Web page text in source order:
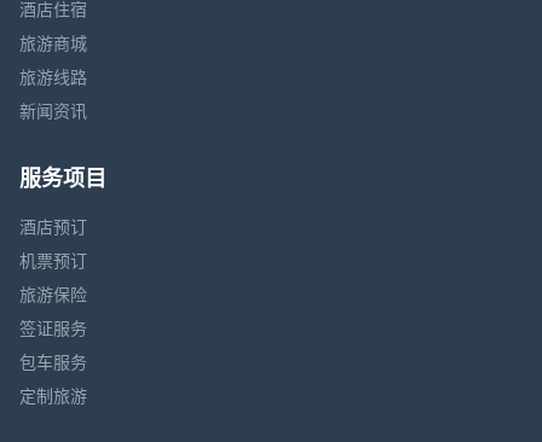
酒店住宿
旅游商城
旅游线路
新闻资讯
服务项目
酒店预订
机票预订
旅游保险
签证服务
包车服务
定制旅游